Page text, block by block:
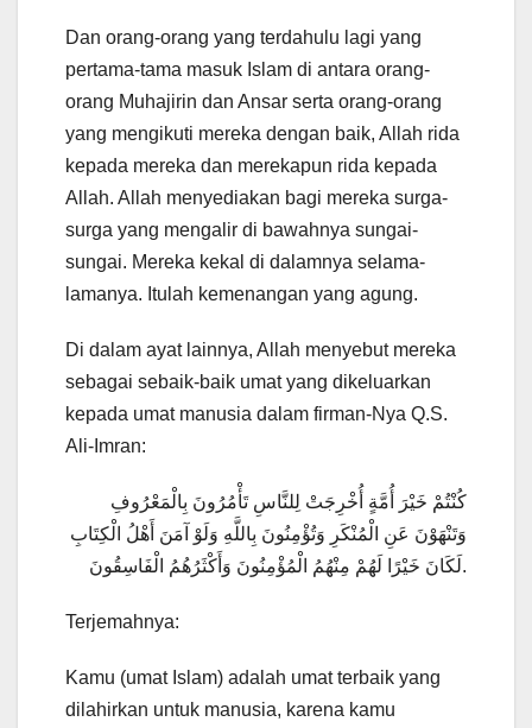
Dan orang-orang yang terdahulu lagi yang
pertama-tama masuk Islam di antara orang-
orang Muhajirin dan Ansar serta orang-orang
yang mengikuti mereka dengan baik, Allah rida
kepada mereka dan merekapun rida kepada
Allah. Allah menyediakan bagi mereka surga-
surga yang mengalir di bawahnya sungai-
sungai. Mereka kekal di dalamnya selama-
lamanya. Itulah kemenangan yang agung.
Di dalam ayat lainnya, Allah menyebut mereka
sebagai sebaik-baik umat yang dikeluarkan
kepada umat manusia dalam firman-Nya Q.S.
Ali-Imran:
كُنْتُمْ خَيْرَ أُمَّةٍ أُخْرِجَتْ لِلنَّاسِ تَأْمُرُونَ بِالْمَعْرُوفِ
وَتَنْهَوْنَ عَنِ الْمُنْكَرِ وَتُؤْمِنُونَ بِاللَّهِ وَلَوْ آمَنَ أَهْلُ الْكِتَابِ
لَكَانَ خَيْرًا لَهُمْ مِنْهُمُ الْمُؤْمِنُونَ وَأَكْثَرُهُمُ الْفَاسِقُونَ.
Terjemahnya:
Kamu (umat Islam) adalah umat terbaik yang
dilahirkan untuk manusia, karena kamu